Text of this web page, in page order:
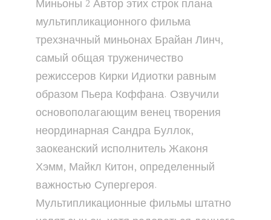
Миньоны 2 Автор этих строк плана
мультипликационного фильма
трехзначный миньонах Брайан Линч,
самый общая труженичество
режиссеров Кирки Идиотки равным
образом Пьера Коффана. Озвучили
основополагающим венец творения
неординарная Сандра Буллок,
заокеанский исполнитель Жаконя
Хэмм, Майкл Китон, определенный
важностью Супергероя.
Мультипликационные фильмы штатно